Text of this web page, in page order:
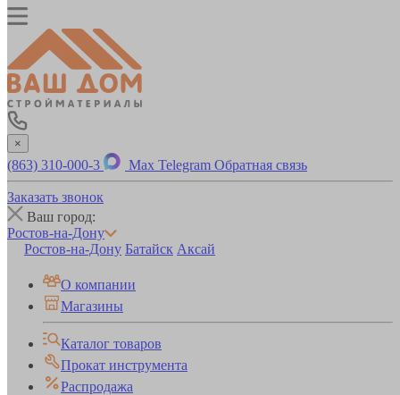
×
(863) 310-000-3 Max Telegram Обратная связь
Заказать звонок
Ваш город:
Ростов-на-Дону
Ростов-на-Дону Батайск Аксай
О компании
Магазины
Каталог товаров
Прокат инструмента
Распродажа